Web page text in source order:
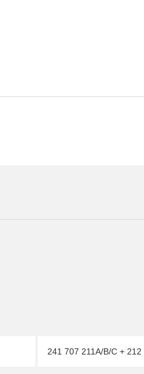
241 707 211A/B/C +